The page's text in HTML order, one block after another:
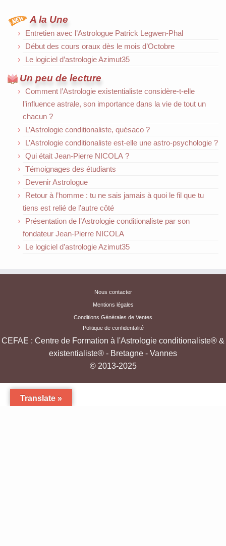
A la Une
Entretien avec l’Astrologue Patrick Legwen-Phal
Début des cours oraux dès le mois d’Octobre
Le logiciel d’astrologie Azimut35
Un peu de lecture
Comment l’Astrologie existentialiste considère-t-elle
l’influence astrale, son importance dans la vie de tout un
chacun ?
L’Astrologie conditionaliste, quésaco ?
L’Astrologie conditionaliste est-elle une astro-psychologie ?
Qui était Jean-Pierre NICOLA ?
Témoignages des étudiants
Devenir Astrologue
Retour à l’homme : tu ne sais jamais à quoi le fil que tu
tiens est relié de l’autre côté
Présentation de l’Astrologie conditionaliste par son
fondateur Jean-Pierre NICOLA
Le logiciel d’astrologie Azimut35
Nous contacter
Mentions légales
Conditions Générales de Ventes
Politique de confidentalité
CEFAE : Centre de Formation à l'Astrologie conditionaliste® &
existentialiste® - Bretagne - Vannes
© 2013-2025
Translate »